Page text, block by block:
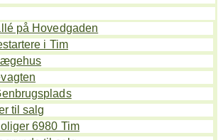
på Hovedgaden
i Tim
til salg
6980 Tim